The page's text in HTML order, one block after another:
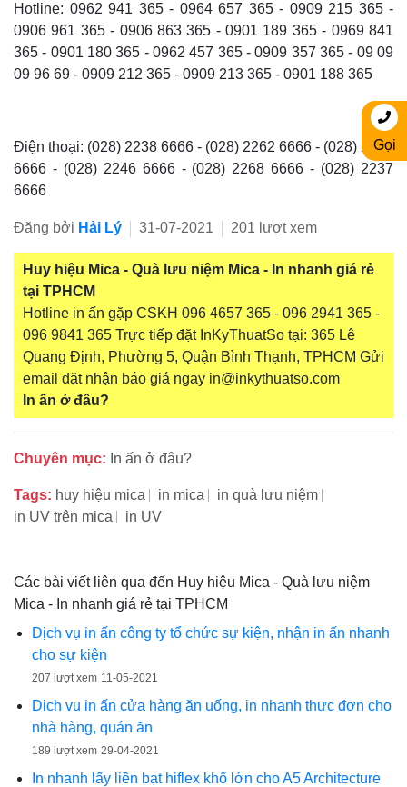
Hotline: 0962 941 365 - 0964 657 365 - 0909 215 365 -
0906 961 365 - 0906 863 365 - 0901 189 365 - 0969 841
365 - 0901 180 365 - 0962 457 365 - 0909 357 365 - 09 09
09 96 69 - 0909 212 365 - 0909 213 365 - 0901 188 365
Điện thoại: (028) 2238 6666 - (028) 2262 6666 - (028) 2263
6666 - (028) 2246 6666 - (028) 2268 6666 - (028) 2237
6666
Đăng bởi Hải Lý 31-07-2021 201 lượt xem
Huy hiệu Mica - Quà lưu niệm Mica - In nhanh giá rẻ
tại TPHCM
Hotline in ấn gặp CSKH 096 4657 365 - 096 2941 365 -
096 9841 365 Trực tiếp đặt InKyThuatSo tại: 365 Lê
Quang Định, Phường 5, Quận Bình Thạnh, TPHCM Gửi
email đặt nhận báo giá ngay in@inkythuatso.com
In ấn ở đâu?
Chuyên mục: In ấn ở đâu?
Tags: huy hiệu mica in mica
in quà lưu niệm
in UV trên mica
in UV
Các bài viết liên qua đến Huy hiệu Mica - Quà lưu niệm
Mica - In nhanh giá rẻ tại TPHCM
Dịch vụ in ấn công ty tổ chức sự kiện, nhận in ấn nhanh
cho sự kiện
207 lượt xem 11-05-2021
Dịch vụ in ấn cửa hàng ăn uống, in nhanh thực đơn cho
nhà hàng, quán ăn
189 lượt xem 29-04-2021
In nhanh lấy liền bạt hiflex khổ lớn cho A5 Architecture
Gọi